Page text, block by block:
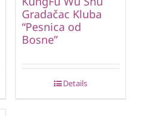
Gradačac Kluba
“Pesnica od
Bosne”
Details